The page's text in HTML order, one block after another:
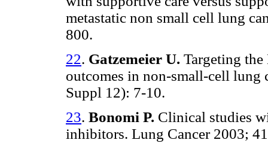
metastatic non small cell lung
800.
22. Gatzemeier U. Targeting
outcomes in non-small-cell
Suppl 12): 7-10.
23. Bonomi P. Clinical studies
inhibitors. Lung Cancer 2003;